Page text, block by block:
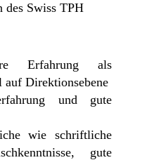
des Swiss TPH
Erfahrung als
Direktionsebene
und gute
wie schriftliche
gute